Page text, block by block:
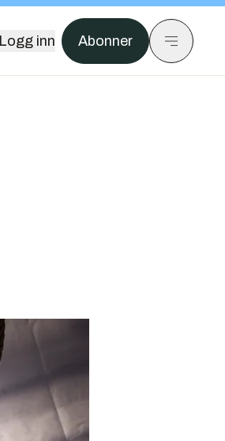
Logg inn Abonner